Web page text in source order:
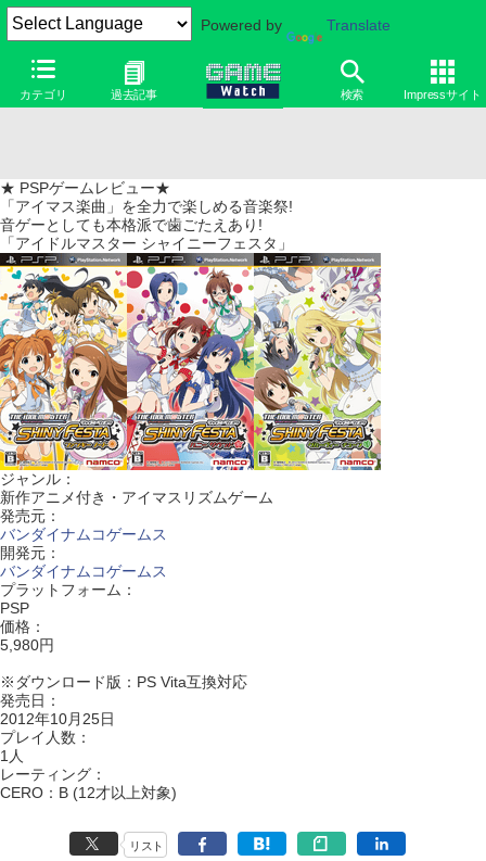
Powered by Translate
カテゴリ 過去記事 検索 Impressサイト
★ PSPゲームレビュー★
「アイマス楽曲」を全力で楽しめる音楽祭!
音ゲーとしても本格派で歯ごたえあり!
「アイドルマスター シャイニーフェスタ」
ジャンル：
新作アニメ付き・アイマスリズムゲーム
発売元：
バンダイナムコゲームス
開発元：
バンダイナムコゲームス
プラットフォーム：
PSP
価格：
5,980円
※ダウンロード版：PS Vita互換対応
発売日：
2012年10月25日
プレイ人数：
1人
レーティング：
CERO：B (12才以上対象)
リスト